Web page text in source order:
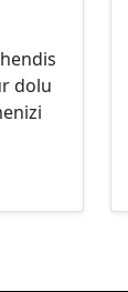
dolu